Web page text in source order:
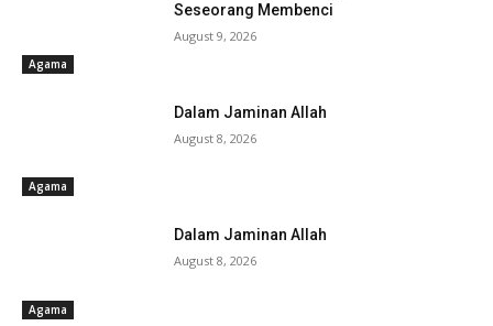
Agama
Seseorang Membenci
August 9, 2026
Agama
Dalam Jaminan Allah
August 8, 2026
Agama
Dalam Jaminan Allah
August 8, 2026